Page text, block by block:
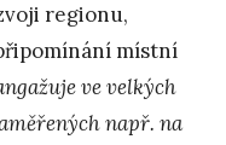
regionu,
místní
ve velkých
např. na